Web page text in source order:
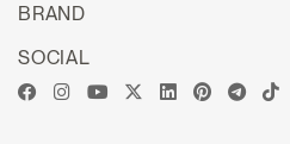
BRAND
SOCIAL